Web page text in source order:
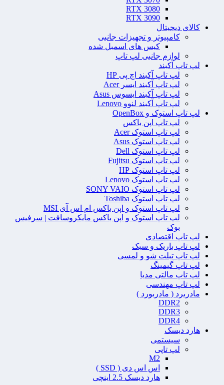
RTX 3080
RTX 3090
کالای دیجیتال
کامپیوتر و تجهیزات جانبی
کیس های اسمبل شده
لوازم جانبی لپ تاپ
لپ تاپ آکبند
لپ تاپ آکبند اچ پی HP
لپ تاپ آکبند ایسر Acer
لپ تاپ آکبند ایسوس Asus
لپ تاپ آکبند لنوو Lenovo
لپ تاپ استوک و OpenBox
لپ تاپ اپن باکس
لپ تاپ استوک Acer
لپ تاپ استوک Asus
لپ تاپ استوک Dell
لپ تاپ استوک Fujitsu
لپ تاپ استوک HP
لپ تاپ استوک Lenovo
لپ تاپ استوک SONY VAIO
لپ تاپ استوک Toshiba
لپ تاپ استوک و اپن باکس ام اس آی MSI
لپ تاپ استوک و اپن باکس مایکروسافت | سرفیس
بوک
لپ تاپ اقتصادی
لپ تاپ باریک و سبک
لپ تاپ تبلت شو و لمسی
لپ تاپ گیمینگ
لپ تاپ مالتی مدیا
لپ تاپ مهندسی
مادربرد ( مادربورد )
DDR2
DDR3
DDR4
هارد دیسک
سیستمی
لپ تاپی
M2
اس اس دی ( SSD )
هارد دیسک 2.5 اینچی